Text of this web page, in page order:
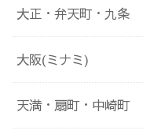
大正・弁天町・九条
大阪(ミナミ)
天満・扇町・中崎町